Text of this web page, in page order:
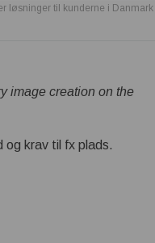
løsninger til kunderne i Danmark
image creation on the
og krav til fx plads.